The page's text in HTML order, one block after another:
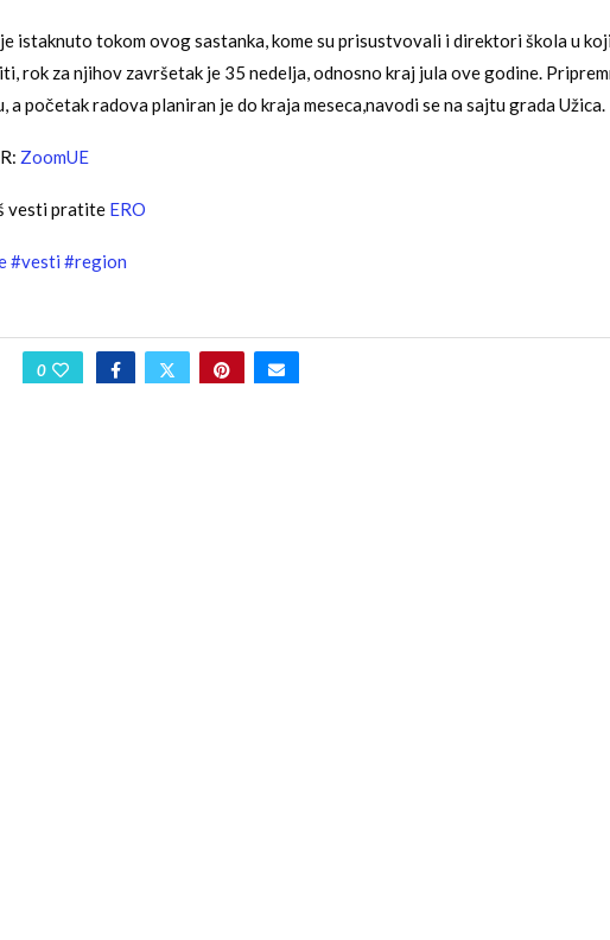
istaknuto tokom ovog sastanka, kome su prisustvovali i direktori škola u
rok za njihov završetak je 35 nedelja, odnosno kraj jula ove godine.
a početak radova planiran je do kraja meseca,navodi se na sajtu grada Užica.
ZoomUE
vesti pratite ERO
#vesti #region
0